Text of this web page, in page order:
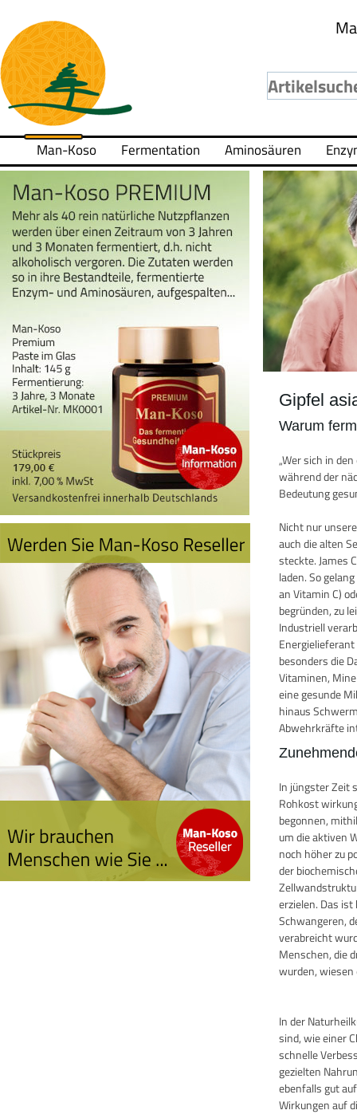
Man-Koso Fermentation Aminosäuren
Gipfel
Warum
„Wer sich in
während der
Bedeutung
Nicht nur
auch die alten
steckte. James
laden. So
an Vitamin C)
begründen, zu
Industriell
besonders die
Vitaminen,
eine gesunde
hinaus
Abwehrkräfte
In jüngster Zeit
Rohkost
begonnen,
um die aktiven
noch höher zu
der
erzielen. Das
Schwangeren,
verabreicht
Menschen, die
wurden, wiesen
In der
sind, wie einer
schnelle
gezielten
ebenfalls gut
Wirkungen auf